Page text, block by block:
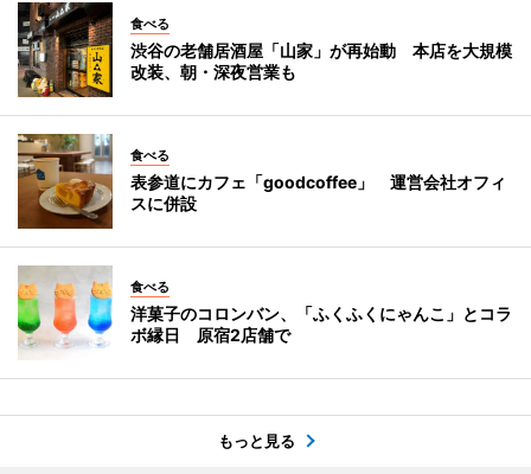
食べる
渋谷の老舗居酒屋「山家」が再始動 本店を大規模
改装、朝・深夜営業も
食べる
表参道にカフェ「goodcoffee」 運営会社オフィ
スに併設
食べる
洋菓子のコロンバン、「ふくふくにゃんこ」とコラ
ボ縁日 原宿2店舗で
もっと見る